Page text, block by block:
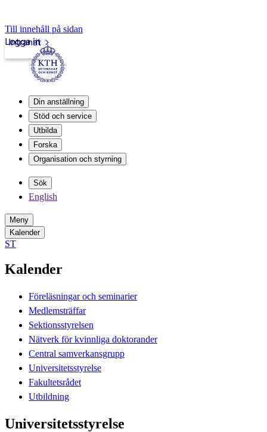
Till innehåll på sidan
Intranät
Logga in
Din anställning
Stöd och service
Utbilda
Forska
Organisation och styrning
Sök
English
Meny
Kalender
ST
Kalender
Föreläsningar och seminarier
Medlemsträffar
Sektionsstyrelsen
Nätverk för kvinnliga doktorander
Central samverkansgrupp
Universitetsstyrelse
Fakultetsrådet
Utbildning
Universitetsstyrelse